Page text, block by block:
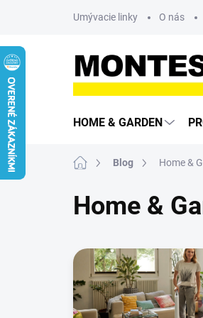
Umývacie linky O nás
HOME & GARDEN
DomovBlog Home &
Home &
V
ý
p
i
s